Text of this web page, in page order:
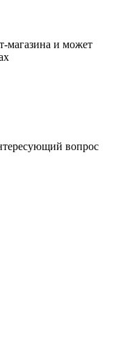
магазина и может
вопрос